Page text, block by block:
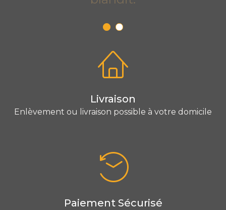
Livraison
Enlèvement ou livraison possible à votre domicile
Paiement Sécurisé